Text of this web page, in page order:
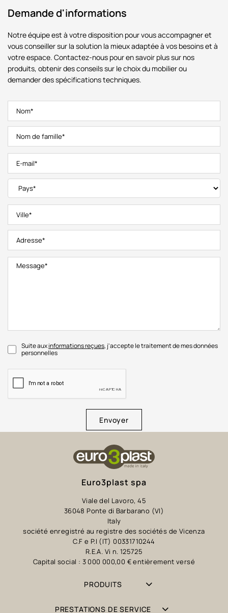
Demande d'informations
Notre équipe est à votre disposition pour vous accompagner et
vous conseiller sur la solution la mieux adaptée à vos besoins et à
votre espace. Contactez-nous pour en savoir plus sur nos
produits, obtenir des conseils sur le choix du mobilier ou
demander des spécifications techniques.
Suite auxinformations reçues, j'accepte le traitement de mes données
personnelles
Envoyer
Euro3plast spa
Viale del Lavoro, 45
36048 Ponte di Barbarano (VI)
Italy
société enregistré au registre des sociétés de Vicenza
C.F e P.I (IT) 00331710244
R.E.A. Vi n. 125725
Capital social : 3 000 000,00 € entièrement versé
PRODUITS
PRESTATIONS DE SERVICE